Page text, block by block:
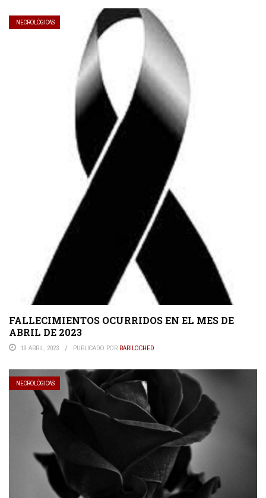
NECROLÓGICAS
FALLECIMIENTOS OCURRIDOS EN EL MES DE
ABRIL DE 2023
19 ABRIL, 2023 PUBLICADO POR BARILOCHED
NECROLÓGICAS